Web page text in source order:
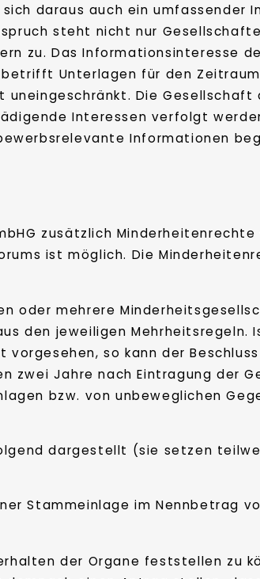
daraus auch ein umfassender
steht nicht nur
zu. Das Informationsinteresse
Unterlagen für den
Die
Interessen verfolgt
Informationen
zusätzlich Minderheitenrechte
ist möglich. Die
oder mehrere
den jeweiligen Mehrheitsregeln.
so kann der Beschluss
zwei Jahre nach Eintragung der
bzw. von unbeweglichen
dargestellt (sie setzen
Stammeinlage im Nennbetrag
der Organe feststellen zu